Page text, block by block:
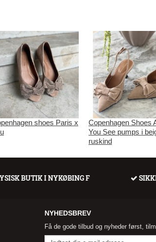
shoes Paris x
Copenhagen Shoes
You See pumps i
ruskind
BUTIK I NYKØBING F
NYHEDSBREV
Få de gode tilbud og nyheder først,